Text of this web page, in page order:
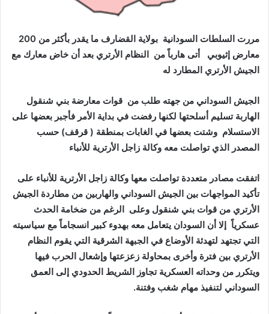
ا
مررت السلطات السودانية بولاية القضارف ما يقدر بأكثر من 200
معارض إثيوبي أتى هارباً من النظام الأرتري بعد أن خاض معارك مع
الجيش الأرتري المطارد له
الجيش السوداني من جهته طلب من قوات معارضة بني شنقول
الهاربة تسليم أسلحتها لكنها رفضت في بداية الأمر فأجبر بعضها على
الاستسلام وشتت بعضها في الغابات بمنطقة ( قرقف) حسب
المصدر الذي تواصلت معه وكالة زاجل الأرترية للأنباء
اتفقت مصادر متعددة تواصلت معها وكالة زاجل الأرترية للأنباء على
تأكيد المواجهات بين الجيش السوداني والهاربين من مطاردة الجيش
الأرتري من قوات بني شنقول وعلى الرغم من ضخامة الحدث
عسكرياً إلا أن السودان يتعامل معه بهدوء كبير انسجاماً مع سياسيته
التي تجتهد لتهدئة الأوضاع في الجبهة الشرقية التي يقوم النظام
الأرتري بين فترة وأخرى بمحاولة زعزعتها وإشعال الحرب فيها
ويتكرر من وحداته العسكرية تجاوز الشريط الحدودي إلى العمق
السوداني لتنفيذ مهام شغب وفتنة.